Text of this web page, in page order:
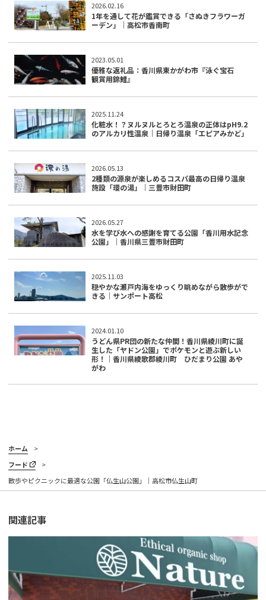
2026.02.16
1年を通して花が鑑賞できる「さぬきフラワーガ
ーデン」｜高松市香南町
2023.05.01
優雅な返礼品：香川県東かがわ市『泳ぐ宝石
観賞用錦鯉』
2025.11.24
化粧水！？ヌルヌルとろとろ温泉の正体はpH9.2
のアルカリ性温泉｜日帰り温泉「エピアみかど」
2026.05.13
2種類の源泉が楽しめるコスパ最高の日帰り温泉
施設「環の湯」｜三豊市財田町
2026.05.27
水を学び水への感謝を育てる公園「香川用水記念
公園」｜香川県三豊市財田町
2025.11.03
穏やかな瀬戸内海をゆっくり眺めながら散歩がで
きる｜サンポート高松
2024.01.10
うどん県PR団の新たな仲間！香川県綾川町に誕
生した「ヤドン公園」でポケモンと遊ぶ新しい
形！｜香川県綾歌郡綾川町 ひだまり公園 あや
がわ
ホーム
フード
散歩やピクニックに最適な公園「仏生山公園」｜高松市仏生山町
関連記事